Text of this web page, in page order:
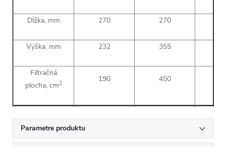
Dĺžka, mm 270 270
Výška, mm 232 355
Filtračná
plocha, cm2 190 450
Parametre produktu